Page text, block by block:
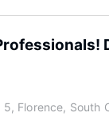
5, Florence, South